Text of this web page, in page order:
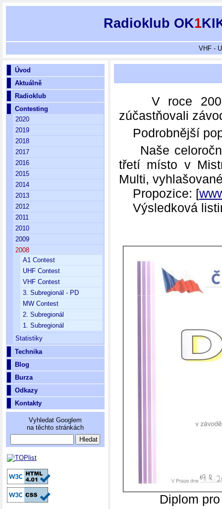
Radioklub OK1
VHF -
Úvod
Aktuálně
Radioklub
Contesting
2020
2019
2018
2017
2016
2015
2014
2013
2012
2011
2010
2009
2008
A1 Contest
UHF Contest
VHF Contest
3. Subregionál - PD
MW Contest
2. Subregionál
1. Subregionál
Statistiky
Technika
Blog
Burza
Odkazy
Kontakty
Vyhledat Googlem
na těchto stránkách
V roce 2008
zúčastňovali
Podrobnější
Naše celoroční
třetí místo v
Multi,
Propozice: [
Výsledková
Diplom